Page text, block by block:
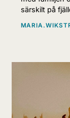
särskilt på